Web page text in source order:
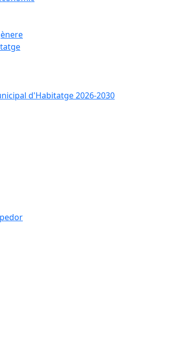
d'Habitatge 2026-2030